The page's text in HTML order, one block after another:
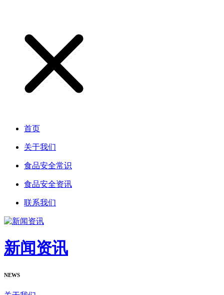
首页
关于我们
食品安全常识
食品安全资讯
联系我们
新闻资讯
NEWS